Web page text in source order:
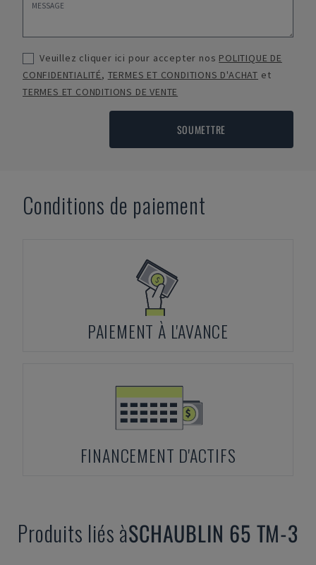
Veuillez cliquer ici pour accepter nos POLITIQUE DE
CONFIDENTIALITÉ, TERMES ET CONDITIONS D'ACHAT et
TERMES ET CONDITIONS DE VENTE
SOUMETTRE
Conditions de paiement
PAIEMENT À L'AVANCE
FINANCEMENT D'ACTIFS
Produits liés àSCHAUBLIN 65 TM-3